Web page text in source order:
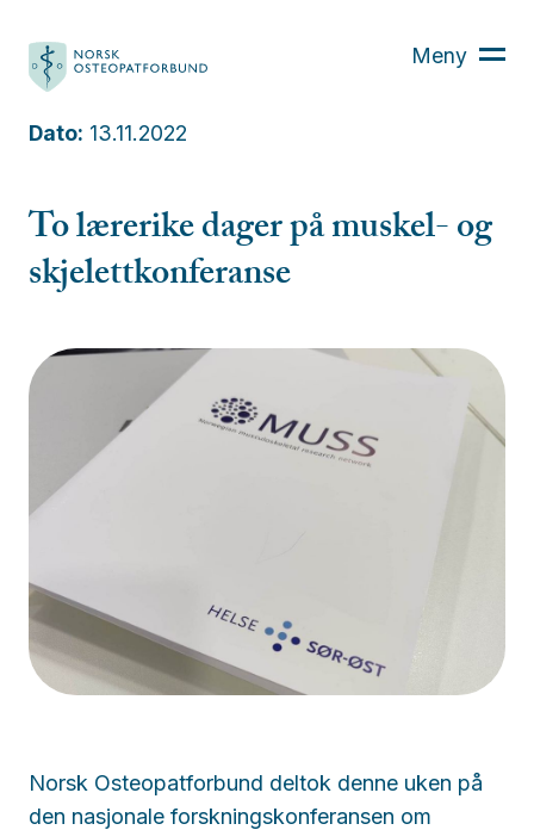
Finn din osteopat
Osteopaten
Aktuelt
Om oss
Bli medlem
For medlemmer
Meny
Dato: 13.11.2022
To lærerike dager på muskel- og
skjelettkonferanse
Norsk Osteopatforbund deltok denne uken på
den nasjonale forskningskonferansen om